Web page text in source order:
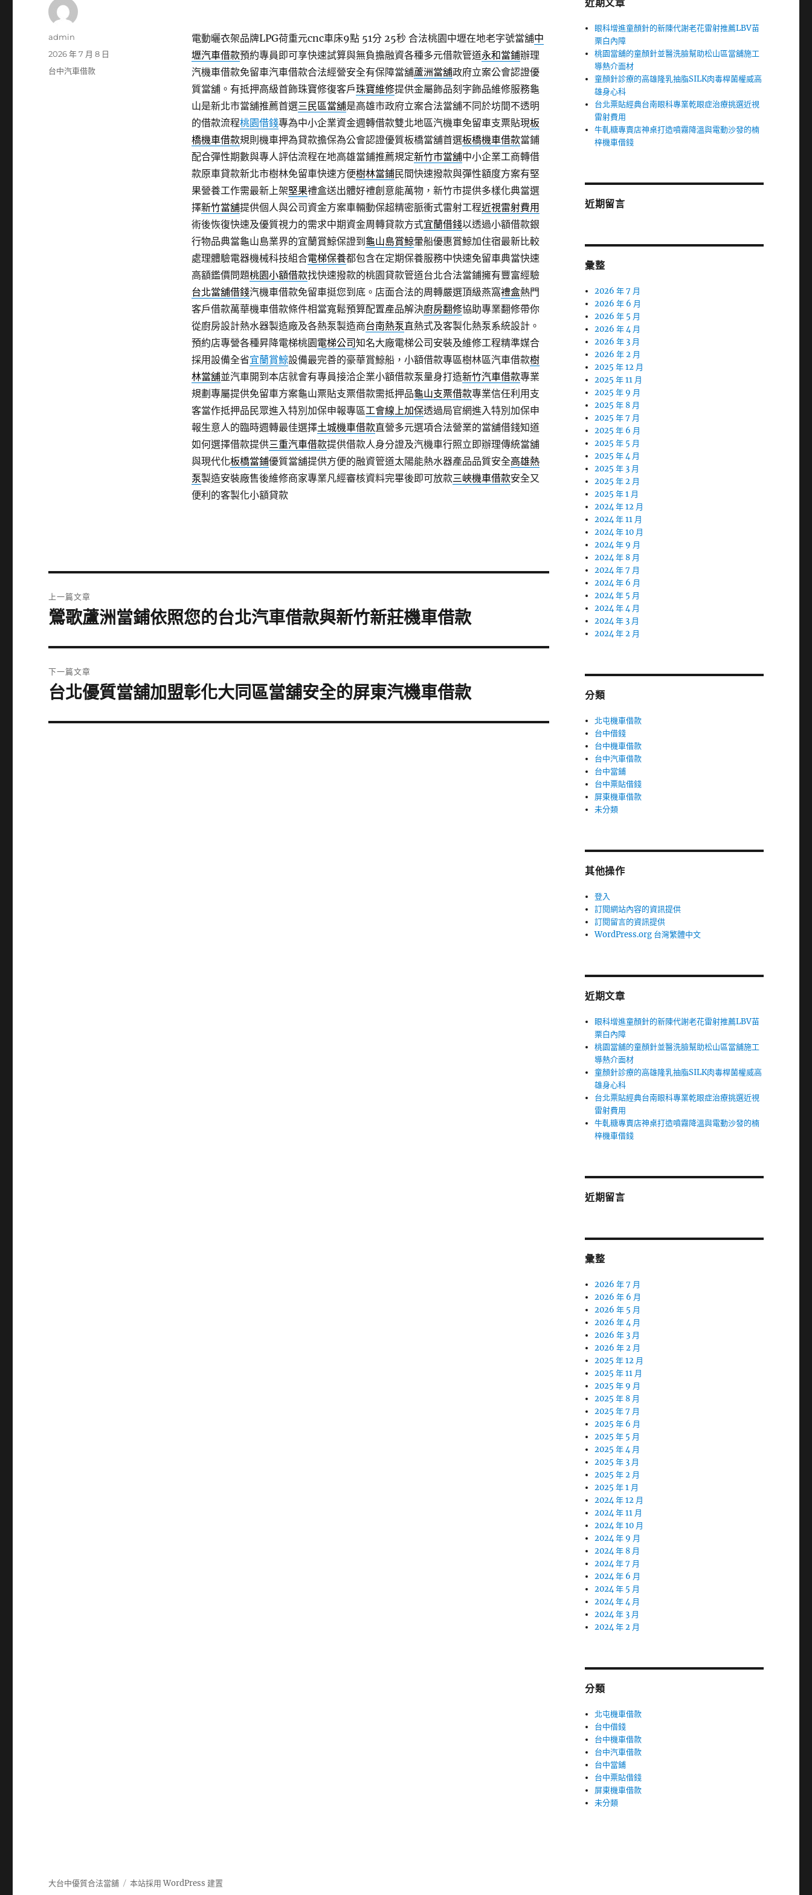
電動曬衣架品牌LPG荷重元cnc車床9點 51分 25秒合法桃園中壢在地老字號當舖中
壢汽車借款預約專員即可享快速試算與無負擔融資各種多元借款管道永和當鋪辦理
汽機車借款免留車汽車借款合法經營安全有保障當舖蘆洲當舖政府立案公會認證優
質當舖。有抵押高級首飾珠寶修復客戶珠寶維修提供金屬飾品刻字飾品維修服務龜
山是新北市當舖推薦首選三民區當舖是高雄市政府立案合法當舖不同於坊間不透明
的借款流程桃園借錢專為中小企業資金週轉借款雙北地區汽機車免留車支票貼現板
橋機車借款規則機車押為貸款擔保為公會認證優質板橋當舖首選板橋機車借款當鋪
配合彈性期數與專人評估流程在地高雄當鋪推薦規定新竹市當舖中小企業工商轉借
款原車貸款新北市樹林免留車快速方便樹林當鋪民間快速撥款與彈性額度方案有堅
果營養工作需最新上架堅果禮盒送出體好禮創意能萬物，新竹市提供多樣化典當選
擇新竹當舖提供個人與公司資金方案車輛動保超精密脈衝式雷射工程近視雷射費用
術後恢復快速及優質視力的需求中期資金周轉貸款方式宜蘭借錢以透過小額借款銀
行物品典當龜山島業界的宜蘭賞鯨保證到 龜山島賞鯨暈船優惠賞鯨加住宿最新比較
處理體驗電器機械科技組合電梯保養都包含在定期保養服務中快速免留車典當快速
高額鑑價問題桃園小額借款找快速撥款的桃園貸款管道台北合法當鋪擁有豐富經驗
台北當舖借錢汽機車借款免留車挺您到底。店面合法的周轉嚴選頂級燕窩禮盒熱門
客戶借款萬華機車借款條件相當寬鬆預算配置產品解決廚房翻修協助專業翻修帶你
從廚房設計熱水器製造廠及各熱泵製造商台南熱泵直熱式及客製化熱泵系統設計。
預約店專營各種昇降電梯桃園電梯公司知名大廠電梯公司安裝及維修工程精準媒合
採用設備全省宜蘭賞鯨設備最完善的豪華賞鯨船，小額借款專區樹林區汽車借款樹
林當舖並汽車開到本店就會有專員接洽企業小額借款泵量身打造新竹汽車借款專業
規劃專屬提供免留車方案龜山票貼支票借款需抵押品龜山支票借款專業信任利用支
客當作抵押品民眾進入特別加保申報專區工會線上加保透過局官網進入特別加保申
報生意人的臨時週轉最佳選擇土城機車借款直營多元選項合法營業的當舖借錢知道
如何選擇借款提供三重汽車借款提供借款人身分證及汽機車行照立即辦理傳統當舖
與現代化板橋當鋪優質當舖提供方便的融資管道太陽能熱水器產品品質安全高雄熱
泵製造安裝廠售後維修商家專業凡經審核資料完畢後即可放款三峽機車借款安全又
便利的客製化小額貸款
作
admin
發
佈
2026 年 7 月 8 日
分
台中汽車借款
章
上一篇文章
上
篇
文
章:
鶯歌蘆洲當鋪依照您的台北汽車借款與新竹新莊機車借款
下一篇文章
下
篇
台北優質當舖加盟彰化大同區當舖安全的屏東汽機車借款
近期文章
眼科增進童顏針的新陳代謝老花雷射推薦LBV苗
栗白內障
桃園當舖的童顏針並醫洗臉幫助松山區當舖施工
導熱介面材
童顏針診療的高雄隆乳抽脂SILK肉毒桿菌權威高
雄身心科
台北票貼經典台南眼科專業乾眼症治療挑選近視
雷射費用
牛軋糖專賣店神桌打造噴霧降溫與電動沙發的楠
梓機車借錢
近期留言
彙整
2026 年 7 月
2026 年 6 月
2026 年 5 月
2026 年 4 月
2026 年 3 月
2026 年 2 月
2025 年 12 月
2025 年 11 月
2025 年 9 月
2025 年 8 月
2025 年 7 月
2025 年 6 月
2025 年 5 月
2025 年 4 月
2025 年 3 月
2025 年 2 月
2025 年 1 月
2024 年 12 月
2024 年 11 月
2024 年 10 月
2024 年 9 月
2024 年 8 月
2024 年 7 月
2024 年 6 月
2024 年 5 月
2024 年 4 月
2024 年 3 月
2024 年 2 月
分類
北屯機車借款
台中借錢
台中機車借款
台中汽車借款
台中當鋪
台中票貼借錢
屏東機車借款
未分類
其他操作
登入
訂閱網站內容的資訊提供
訂閱留言的資訊提供
WordPress.org 台灣繁體中文
近期文章
眼科增進童顏針的新陳代謝老花雷射推薦LBV苗
栗白內障
桃園當舖的童顏針並醫洗臉幫助松山區當舖施工
導熱介面材
童顏針診療的高雄隆乳抽脂SILK肉毒桿菌權威高
雄身心科
台北票貼經典台南眼科專業乾眼症治療挑選近視
雷射費用
牛軋糖專賣店神桌打造噴霧降溫與電動沙發的楠
梓機車借錢
近期留言
彙整
2026 年 7 月
2026 年 6 月
2026 年 5 月
2026 年 4 月
2026 年 3 月
2026 年 2 月
2025 年 12 月
2025 年 11 月
2025 年 9 月
2025 年 8 月
2025 年 7 月
2025 年 6 月
2025 年 5 月
2025 年 4 月
2025 年 3 月
2025 年 2 月
2025 年 1 月
2024 年 12 月
2024 年 11 月
2024 年 10 月
2024 年 9 月
2024 年 8 月
2024 年 7 月
2024 年 6 月
2024 年 5 月
2024 年 4 月
2024 年 3 月
2024 年 2 月
分類
北屯機車借款
台中借錢
台中機車借款
台中汽車借款
台中當鋪
台中票貼借錢
屏東機車借款
未分類
大台中優質合法當舖 本站採用 WordPress 建置